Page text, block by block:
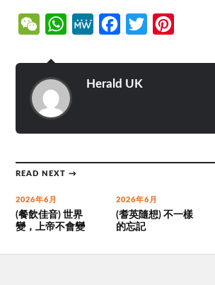
WeChatWhatsApp
MeWe Facebook
Twitter
Herald UK
READ NEXT →
2026年6月
(餐飲佳音) 世界
變，上帝不會變
2026年6月
(耆英隨想) 不一樣
的忘記